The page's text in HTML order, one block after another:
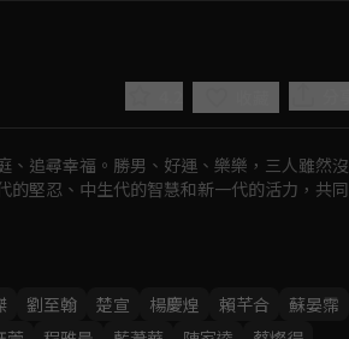
追尋幸福。勝男、好運、樂樂，三人雖然沒
堅忍、中生代的智慧和新一代的活力，共同
劉至翰 楚宣 楊慶煌 賴芊合
蘇晏霈